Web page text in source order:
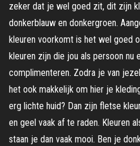
zeker dat je wel goed zit, dit zijn
donkerblauw en donkergroen.
kleuren voorkomt is het wel goed
kleuren zijn die jou als persoon nu
complimenteren. Zodra je van
het ook makkelijk om hier je
erg lichte huid? Dan zijn fletse
en geel vaak af te raden. Kleuren
staan je dan vaak mooi. Ben je